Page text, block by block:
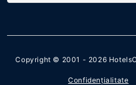
Copyright © 2001 - 2026
Confidenţialitate